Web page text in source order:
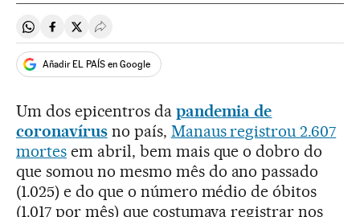
Compartir en Whatsapp
Compartir en Facebook
Compartir en Twitter
Desplegar Redes Sociales
Añadir EL PAÍS en Google
Um dos epicentros da pandemia de
coronavírusno país, Manaus registrou 2.607
mortesem abril, bem mais que o dobro do
que somou no mesmo mês do ano passado
(1.025) e do que o número médio de óbitos
(1.017 por mês) que costumava registrar nos